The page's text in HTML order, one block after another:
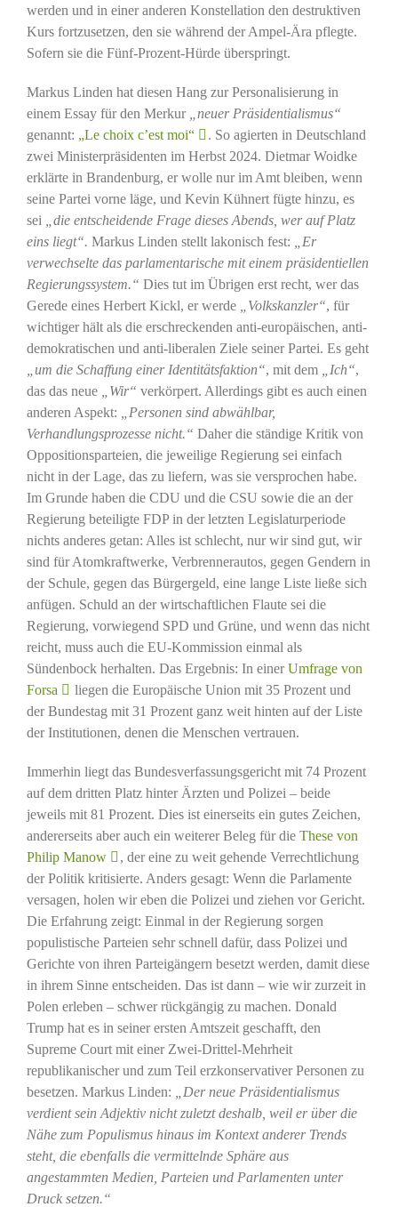
werden und in einer anderen Konstellation den destruktiven
Kurs fortzusetzen, den sie während der Ampel-Ära pflegte.
Sofern sie die Fünf-Prozent-Hürde überspringt.
Markus Linden hat diesen Hang zur Personalisierung in
einem Essay für den Merkur
„neuer Präsidentialismus“
genannt: „Le choix c’est moi“
. So agierten in Deutschland
zwei Ministerpräsidenten im Herbst 2024. Dietmar Woidke
erklärte in Brandenburg, er wolle nur im Amt bleiben, wenn
seine Partei vorne läge, und Kevin Kühnert fügte hinzu, es
sei
„die entscheidende Frage dieses Abends, wer auf Platz
eins liegt“. Markus Linden stellt lakonisch fest:
„Er
verwechselte das parlamentarische mit einem präsidentiellen
Regierungssystem.“ Dies tut im Übrigen erst recht, wer das
Gerede eines Herbert Kickl, er werde
„Volkskanzler“, für
wichtiger hält als die erschreckenden anti-europäischen, anti-
demokratischen und anti-liberalen Ziele seiner Partei. Es geht
„um die Schaffung einer Identitätsfaktion“, mit dem „Ich“,
das das neue
„Wir“ verkörpert. Allerdings gibt es auch einen
anderen Aspekt:
„Personen sind abwählbar,
Verhandlungsprozesse nicht.“ Daher die ständige Kritik von
Oppositionsparteien, die jeweilige Regierung sei einfach
nicht in der Lage, das zu liefern, was sie versprochen habe.
Im Grunde haben die CDU und die CSU sowie die an der
Regierung beteiligte FDP in der letzten Legislaturperiode
nichts anderes getan: Alles ist schlecht, nur wir sind gut, wir
sind für Atomkraftwerke, Verbrennerautos, gegen Gendern in
der Schule, gegen das Bürgergeld, eine lange Liste ließe sich
anfügen. Schuld an der wirtschaftlichen Flaute sei die
Regierung, vorwiegend SPD und Grüne, und wenn das nicht
reicht, muss auch die EU-Kommission einmal als
Sündenbock herhalten. Das Ergebnis: In einerUmfrage von
Forsa
liegen die Europäische Union mit 35 Prozent und
der Bundestag mit 31 Prozent ganz weit hinten auf der Liste
der Institutionen, denen die Menschen vertrauen.
Immerhin liegt das Bundesverfassungsgericht mit 74 Prozent
auf dem dritten Platz hinter Ärzten und Polizei – beide
jeweils mit 81 Prozent. Dies ist einerseits ein gutes Zeichen,
andererseits aber auch ein weiterer Beleg für die These von
Philip Manow
, der eine zu weit gehende Verrechtlichung
der Politik kritisierte. Anders gesagt: Wenn die Parlamente
versagen, holen wir eben die Polizei und ziehen vor Gericht.
Die Erfahrung zeigt: Einmal in der Regierung sorgen
populistische Parteien sehr schnell dafür, dass Polizei und
Gerichte von ihren Parteigängern besetzt werden, damit diese
in ihrem Sinne entscheiden. Das ist dann – wie wir zurzeit in
Polen erleben – schwer rückgängig zu machen. Donald
Trump hat es in seiner ersten Amtszeit geschafft, den
Supreme Court mit einer Zwei-Drittel-Mehrheit
republikanischer und zum Teil erzkonservativer Personen zu
besetzen. Markus Linden:
„Der neue Präsidentialismus
verdient sein Adjektiv nicht zuletzt deshalb, weil er über die
Nähe zum Populismus hinaus im Kontext anderer Trends
steht, die ebenfalls die vermittelnde Sphäre aus
angestammten Medien, Parteien und Parlamenten unter
Druck setzen.“